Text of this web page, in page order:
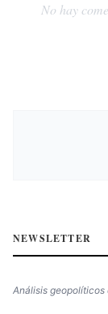
No hay
NEWSLETTER
Análisis geopolíticos